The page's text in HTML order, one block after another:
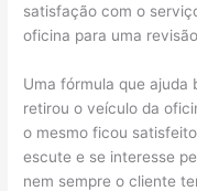
satisfação com o
oficina para uma
Uma fórmula que ajuda
retirou o veículo da
o mesmo ficou
escute e se interesse
nem sempre o cliente